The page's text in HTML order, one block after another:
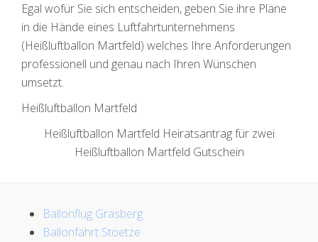
Egal wofür Sie sich entscheiden, geben Sie ihre Pläne
in die Hände eines Luftfahrtunternehmens
(Heißluftballon Martfeld) welches Ihre Anforderungen
professionell und genau nach Ihren Wünschen
umsetzt.
Heißluftballon Martfeld
Heißluftballon Martfeld Heiratsantrag für zwei
Heißluftballon Martfeld Gutschein
Ballonflug Grasberg
Ballonfahrt Stoetze